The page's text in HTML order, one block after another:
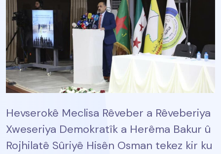
Hevserokê Meclisa Rêveber a Rêveberiya
Xweseriya Demokratîk a Herêma Bakur û
Rojhilatê Sûriyê Hisên Osman tekez kir ku